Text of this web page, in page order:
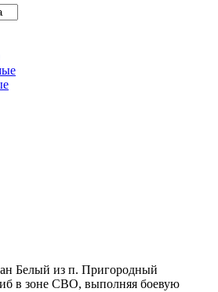
Белый из п. Пригородный
в зоне СВО, выполняя боевую